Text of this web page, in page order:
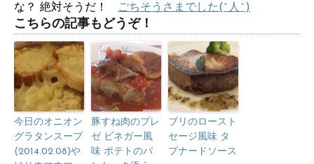
な？ 絶対そうだ！
ごちそうさまでした(^人^)
こちらの記事もどうぞ！
今日のオニオン
グラタンスープ
(2014.02.08)や
豚すね肉のプレ
ゼ ビネガー風
味 ポテトのパ
ブリのロースト
セージ風味 タ
プナードソース